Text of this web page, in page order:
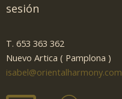
sesión
T. 653 363 362
Nuevo Artica ( Pamplona )
isabel@orientalharmony.com